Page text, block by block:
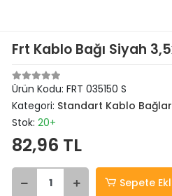
Frt Kablo Bağı Siyah
Ürün Kodu: FRT 035150 S
Kategori: Standart Kablo
Stok: 20+
82,96 TL
Sepete